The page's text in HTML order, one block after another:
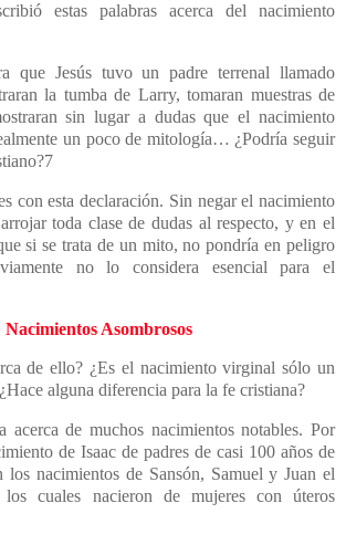
estas palabras acerca del nacimiento
que Jesús tuvo un padre terrenal llamado
la tumba de Larry, tomaran muestras de
sin lugar a dudas que el nacimiento
un poco de mitología… ¿Podría seguir
con esta declaración. Sin negar el nacimiento
toda clase de dudas al respecto, y en el
si se trata de un mito, no pondría en peligro
no lo considera esencial para el
Nacimientos Asombrosos
de ello? ¿Es el nacimiento virginal sólo un
alguna diferencia para la fe cristiana?
de muchos nacimientos notables. Por
de Isaac de padres de casi 100 años de
los nacimientos de Sansón, Samuel y Juan el
cuales nacieron de mujeres con úteros